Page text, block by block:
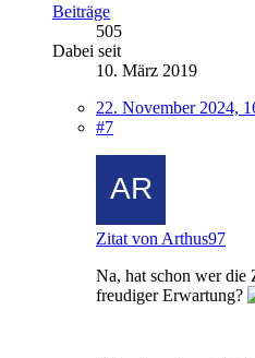
Beiträge
505
Dabei seit
10. März 2019
22. November 2024,
#7
Zitat von Arthus97
Na, hat schon wer die
freudiger Erwartung?